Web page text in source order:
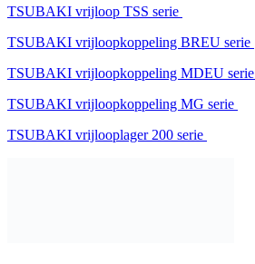
TSUBAKI vrijloop TSS serie
TSUBAKI vrijloopkoppeling BREU serie
TSUBAKI vrijloopkoppeling MDEU serie
TSUBAKI vrijloopkoppeling MG serie
TSUBAKI vrijlooplager 200 serie